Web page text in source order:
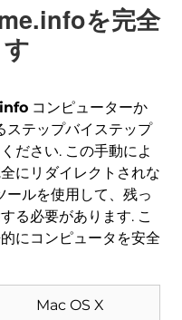
を完全
コンピューターか
ステップバイステップ
ださい. この手動によ
にリダイレクトされな
ールを使用して、残っ
る必要があります. こ
にコンピュータを安全
Mac OS X
ール